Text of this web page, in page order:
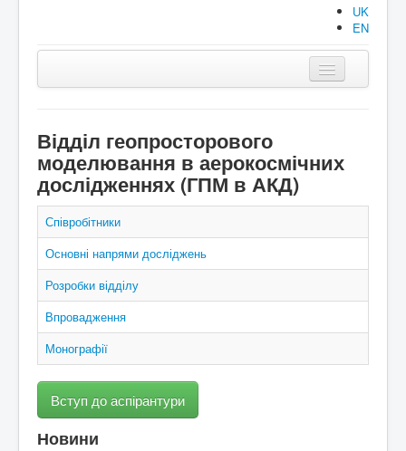
UK
EN
Структура
Діяльність
Документи
Аспірантура/Докторантура
Публікації
Події
Контакти
Відділ геопросторового
моделювання в аерокосмічних
дослідженнях (ГПМ в АКД)
Співробітники
Основні напрями досліджень
Розробки відділу
Впровадження
Монографії
Вступ до аспірантури
Новини